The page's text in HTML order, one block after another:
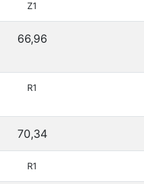
Z1
66,96
R1
70,34
R1